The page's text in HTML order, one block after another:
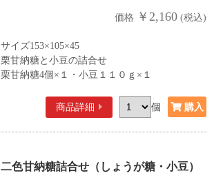
価格 ￥2,160(税込)
サイズ153×105×45
栗甘納糖と小豆の詰合せ
栗甘納糖4個×１・小豆１１０ｇ×１
商品詳細 個
二色甘納糖詰合せ（しょうが糖・小豆）